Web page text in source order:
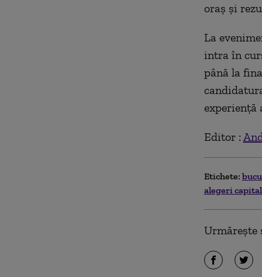
oraș și
La
intra în
până la
experiență
Editor :
Etichete:
alegeri
Urmărește